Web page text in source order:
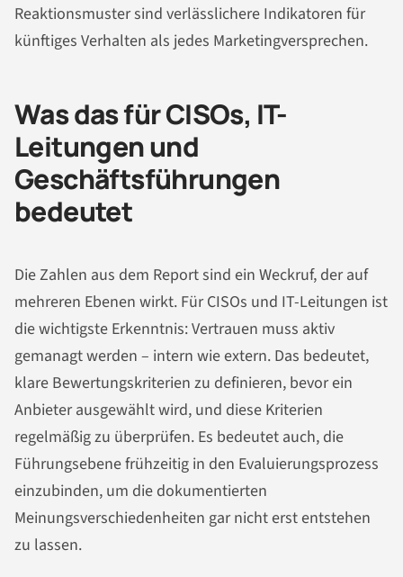
Reaktionsmuster sind verlässlichere Indikatoren für
künftiges Verhalten als jedes Marketingversprechen.
Was das für CISOs, IT-
Leitungen und
Geschäftsführungen
bedeutet
Die Zahlen aus dem Report sind ein Weckruf, der auf
mehreren Ebenen wirkt. Für CISOs und IT-Leitungen ist
die wichtigste Erkenntnis: Vertrauen muss aktiv
gemanagt werden – intern wie extern. Das bedeutet,
klare Bewertungskriterien zu definieren, bevor ein
Anbieter ausgewählt wird, und diese Kriterien
regelmäßig zu überprüfen. Es bedeutet auch, die
Führungsebene frühzeitig in den Evaluierungsprozess
einzubinden, um die dokumentierten
Meinungsverschiedenheiten gar nicht erst entstehen
zu lassen.